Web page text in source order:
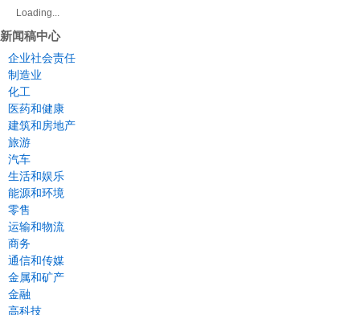
Loading...
新闻稿中心
企业社会责任
制造业
化工
医药和健康
建筑和房地产
旅游
汽车
生活和娱乐
能源和环境
零售
运输和物流
商务
通信和传媒
金属和矿产
金融
高科技